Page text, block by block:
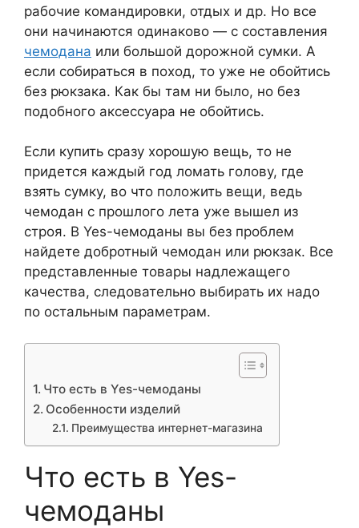
рабочие командировки, отдых и др. Но все
они начинаются одинаково — с составления
чемодана или большой дорожной сумки. А
если собираться в поход, то уже не обойтись
без рюкзака. Как бы там ни было, но без
подобного аксессуара не обойтись.
Если купить сразу хорошую вещь, то не
придется каждый год ломать голову, где
взять сумку, во что положить вещи, ведь
чемодан с прошлого лета уже вышел из
строя. В Yes-чемоданы вы без проблем
найдете добротный чемодан или рюкзак. Все
представленные товары надлежащего
качества, следовательно выбирать их надо
по остальным параметрам.
Что есть в Yes-чемоданы
Особенности изделий
Преимущества интернет-магазина
Что есть в Yes-
чемоданы